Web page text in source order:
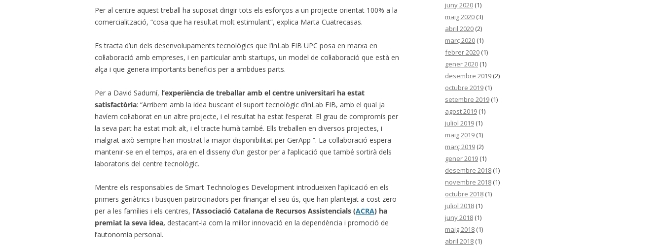
Per al centre aquest treball ha suposat dirigir tots els esforços a un projecte orientat 100% a la
comercialització, “cosa que ha resultat molt estimulant”, explica Marta Cuatrecasas.
Es tracta d’un dels desenvolupaments tecnològics que l’inLab FIB UPC posa en marxa en
col·laboració amb empreses, i en particular amb startups, un model de col·laboració que està en
alça i que genera importants beneficis per a ambdues parts.
Per a David Sadurní, l’experiència de treballar amb el centre universitari ha estat
satisfactòria: “Arribem amb la idea buscant el suport tecnològic d’inLab FIB, amb el qual ja
havíem col·laborat en un altre projecte, i el resultat ha estat l’esperat. El grau de compromís per
la seva part ha estat molt alt, i el tracte humà també. Ells treballen en diversos projectes, i
malgrat això sempre han mostrat la major disponibilitat per GerApp “. La col·laboració espera
mantenir-se en el temps, ara en el disseny d’un gestor per a l’aplicació que també sortirà dels
laboratoris del centre tecnològic.
Mentre els responsables de Smart Technologies Development introdueixen l’aplicació en els
primers geriàtrics i busquen patrocinadors per finançar el seu ús, que han plantejat a cost zero
per a les famílies i els centres, l’Associació Catalana de Recursos Assistencials (ACRA) ha
premiat la seva idea, destacant-la com la millor innovació en la dependència i promoció de
l’autonomia personal.
juny 2020 (1)
maig 2020 (3)
abril 2020 (2)
març 2020 (1)
febrer 2020 (1)
gener 2020 (1)
desembre 2019 (2)
octubre 2019 (1)
setembre 2019 (1)
agost 2019 (1)
juliol 2019 (1)
maig 2019 (1)
març 2019 (2)
gener 2019 (1)
desembre 2018 (1)
novembre 2018 (1)
octubre 2018 (1)
juliol 2018 (1)
juny 2018 (1)
maig 2018 (1)
abril 2018 (1)